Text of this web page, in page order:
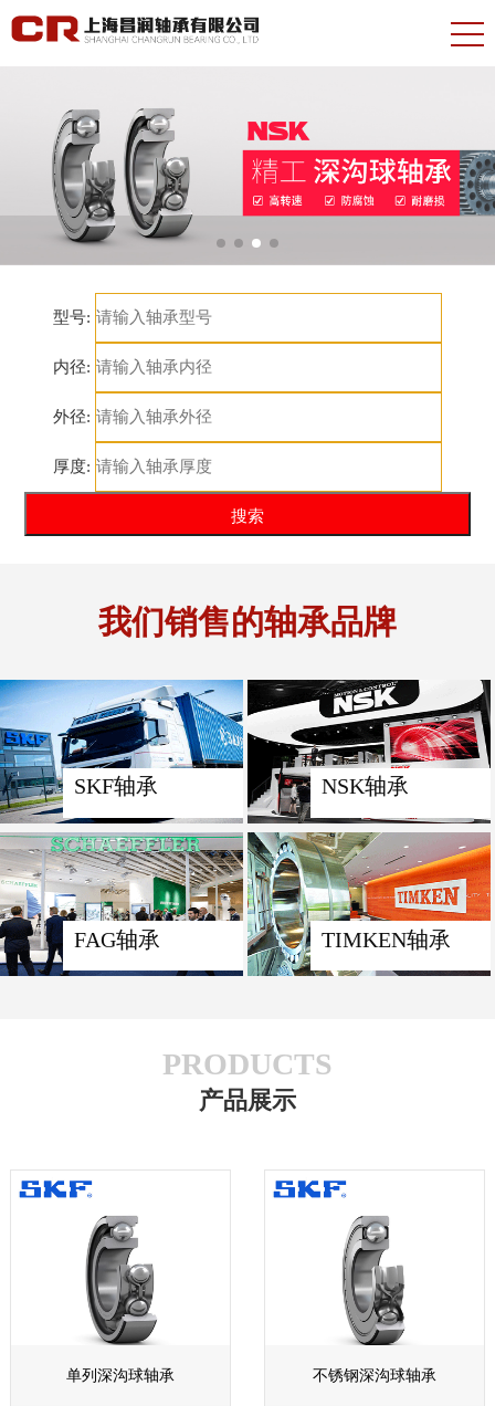
型号:
内径:
外径:
厚度:
我们销售的轴承品牌
SKF轴承 NSK轴承
FAG轴承 TIMKEN轴承
PRODUCTS
产品展示
单列深沟球轴承 不锈钢深沟球轴承